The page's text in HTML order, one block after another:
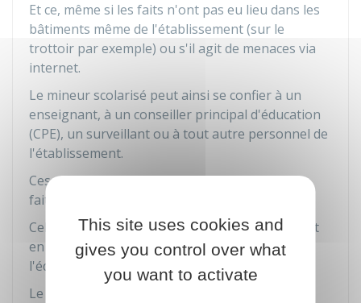
Et ce, même si les faits n'ont pas eu lieu dans les
bâtiments même de l'établissement (sur le
trottoir par exemple) ou s'il agit de menaces via
internet.
Le mineur scolarisé peut ainsi se confier à un
enseignant, à un conseiller principal d'éducation
(CPE), un surveillant ou à tout autre personnel de
l'établissement.
Ces personnes doivent l'aider et rapporter les
faits au chef d'établissement.
Celui-ci doit prendre les mesures qui s'imposent
en informant les services départementaux de
l'éducation nationale.
Le chef d'établissement peut aussi prévenir le
This site uses cookies and
gives you control over what
you want to activate